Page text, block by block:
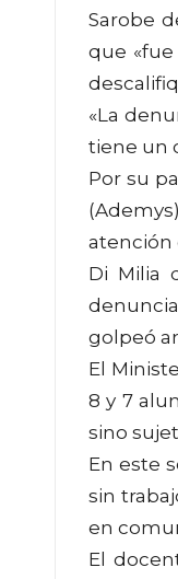
Sarobe
que
«La
tiene un
Por su
atención
Di Milia
golpeó
El
8 y 7
sino
En este
sin
en
El